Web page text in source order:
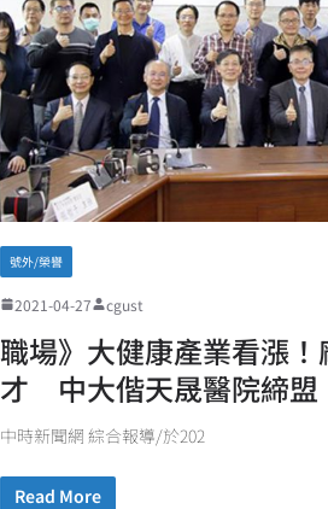
號外/榮譽
2021-04-27 cgust
職場》大健康產業看漲
才 中大偕天晟醫院締盟
中時新聞網 綜合報導/於202
Read More